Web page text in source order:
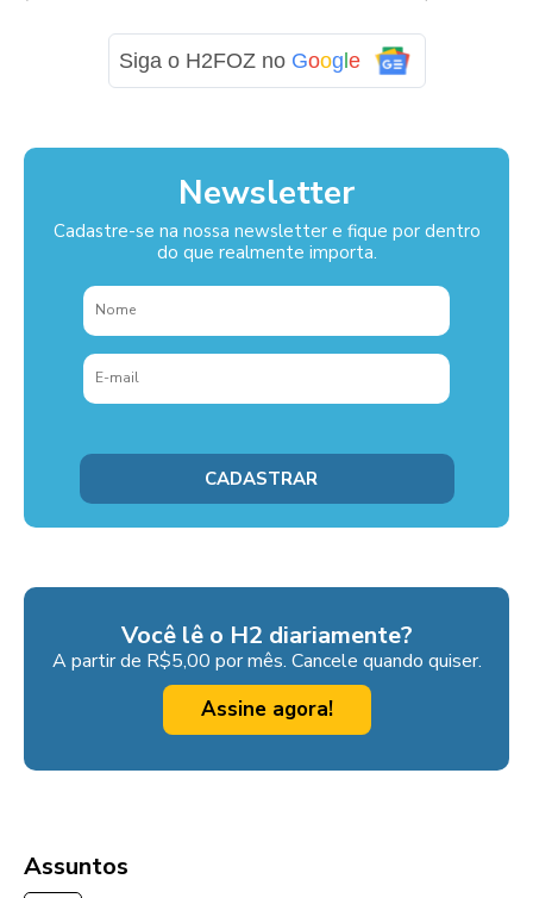
Siga o H2FOZ no Goog e
Newsletter
Cadastre-se na nossa newsletter e fique por dentro
do que realmente importa.
Você lê o H2 diariamente?
A partir de R$5,00 por mês. Cancele quando quiser.
Assine agora!
Assuntos